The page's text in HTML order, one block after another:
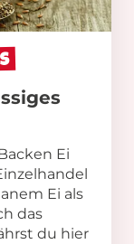
Ei
Ei als
das
du hier